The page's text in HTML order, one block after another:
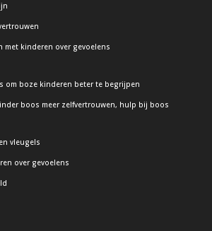
met kinderen over gevoelens
om boze kinderen beter te begrijpen
boos meer zelfvertrouwen, hulp bij boos
vleugels
over gevoelens